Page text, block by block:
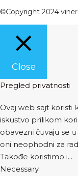
©Copyright 2024
Close
Pregled privatnosti
Ovaj web sajt koristi
iskustvo prilikom
obavezni čuvaju se
oni neophodni za
Takođe koristimo i...
Necessary